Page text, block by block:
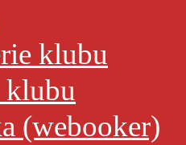
klubu
klubu
(webooker)